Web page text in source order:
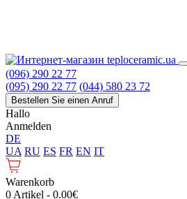
(096) 290 22 77
(095) 290 22 77 (044) 580 23 72
Bestellen Sie einen Anruf
Hallo
Anmelden
DE
UA RU ES FR EN IT
Warenkorb
0 Artikel - 0.00€